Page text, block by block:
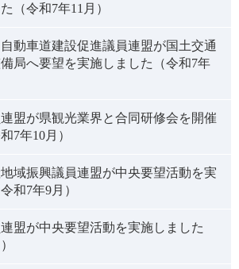
（令和7年11月）
動車道建設促進議員連盟が国土交通
局へ要望を実施しました（令和7年
盟が県観光業界と合同研修会を開催
7年10月）
域振興議員連盟が中央要望活動を実
和7年9月）
盟が中央要望活動を実施しました